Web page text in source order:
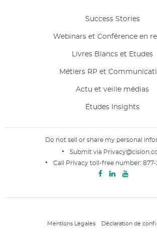
Success Stories
Webinars et Conférence en
Livres Blancs et Etudes
Métiers RP et
Actu et veille médias
Études Insights
Do not sell or share my personal
Submit via
Call Privacy toll-free number: 877-
Mentions Légales Déclaration de